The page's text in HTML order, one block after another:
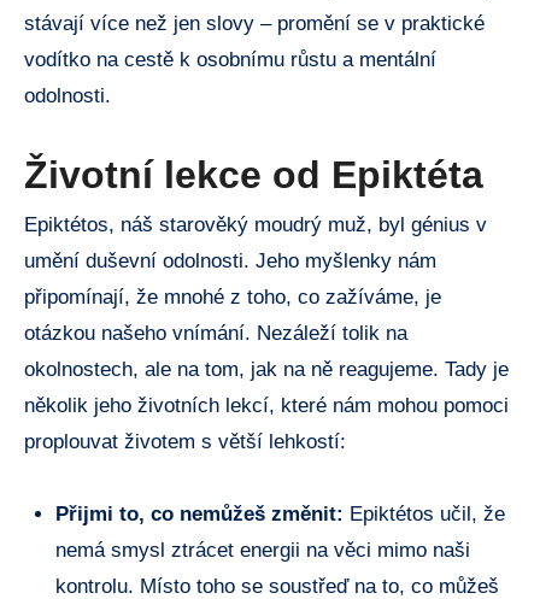
stávají více než jen slovy – promění se v praktické
vodítko na cestě k osobnímu růstu a mentální
odolnosti.
Životní lekce od Epiktéta
Epiktétos, náš starověký moudrý muž, byl génius v
umění duševní odolnosti. Jeho myšlenky nám
připomínají, že mnohé z toho, co zažíváme, je
otázkou našeho vnímání. Nezáleží tolik na
okolnostech, ale na tom, jak na ně reagujeme. Tady je
několik jeho životních lekcí, které nám mohou pomoci
proplouvat životem s větší lehkostí:
Přijmi to, co nemůžeš změnit: Epiktétos učil, že
nemá smysl ztrácet energii na věci mimo naši
kontrolu. Místo toho se soustřeď na to, co můžeš